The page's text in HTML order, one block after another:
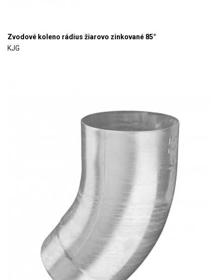
Zvodové koleno rádius žiarovo zinkované 85°
KJG